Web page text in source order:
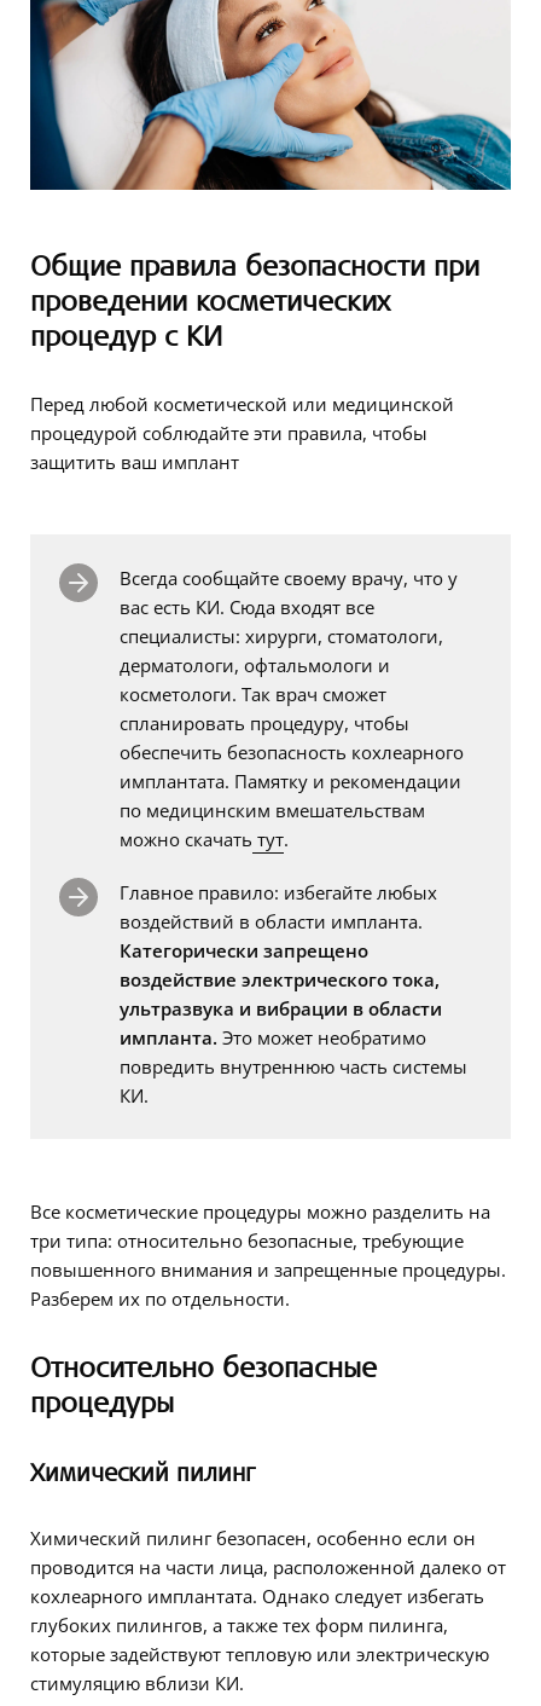
Общие правила безопасности при
проведении косметических
процедур с КИ
Перед любой косметической или медицинской
процедурой соблюдайте эти правила, чтобы
защитить ваш имплант
Всегда сообщайте своему врачу, что у
вас есть КИ. Сюда входят все
специалисты: хирурги, стоматологи,
дерматологи, офтальмологи и
косметологи. Так врач сможет
спланировать процедуру, чтобы
обеспечить безопасность кохлеарного
имплантата. Памятку и рекомендации
по медицинским вмешательствам
можно скачать тут.
Главное правило: избегайте любых
воздействий в области импланта.
Категорически запрещено
воздействие электрического тока,
ультразвука и вибрации в области
импланта. Это может необратимо
повредить внутреннюю часть системы
КИ.
Все косметические процедуры можно разделить на
три типа: относительно безопасные, требующие
повышенного внимания и запрещенные процедуры.
Разберем их по отдельности.
Относительно безопасные
процедуры
Химический пилинг
Химический пилинг безопасен, особенно если он
проводится на части лица, расположенной далеко от
кохлеарного имплантата. Однако следует избегать
глубоких пилингов, а также тех форм пилинга,
которые задействуют тепловую или электрическую
стимуляцию вблизи КИ.